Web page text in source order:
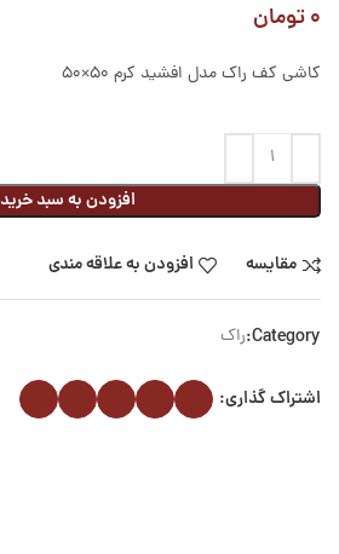
۰تومان
کاشی کف راک مدل افشید کرم 50×50
افزودن به سبد خرید
مقایسه افزودن به علاقه مندی
Category: راک
اشتراک گذاری: